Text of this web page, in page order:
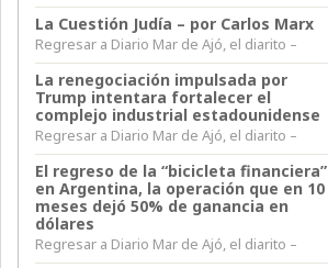
La Cuestión Judía – por Carlos Marx
Regresar a Diario Mar de Ajó, el diarito –
La renegociación impulsada por
Trump intentara fortalecer el
complejo industrial estadounidense
Regresar a Diario Mar de Ajó, el diarito –
El regreso de la “bicicleta financiera”
en Argentina, la operación que en 10
meses dejó 50% de ganancia en
dólares
Regresar a Diario Mar de Ajó, el diarito –